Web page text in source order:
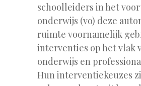
schoolleiders in het
onderwijs (vo) deze
ruimte voornamelijk
interventies op het vlak
onderwijs en
Hun interventiekeuzes